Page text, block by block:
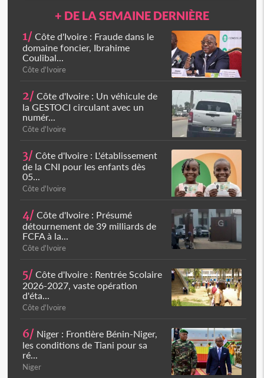
+ DE LA SEMAINE DERNIÈRE
1/ Côte d'Ivoire : Fraude dans le
domaine foncier, Ibrahime
Coulibal...
Côte d'Ivoire
2/ Côte d'Ivoire : Un véhicule de
la GESTOCI circulant avec un
numér...
Côte d'Ivoire
3/ Côte d'Ivoire : L'établissement
de la CNI pour les enfants dès
05...
Côte d'Ivoire
4/ Côte d'Ivoire : Présumé
détournement de 39 milliards de
FCFA à la...
Côte d'Ivoire
5/ Côte d'Ivoire : Rentrée Scolaire
2026-2027, vaste opération
d'éta...
Côte d'Ivoire
6/ Niger : Frontière Bénin-Niger,
les conditions de Tiani pour sa
ré...
Niger